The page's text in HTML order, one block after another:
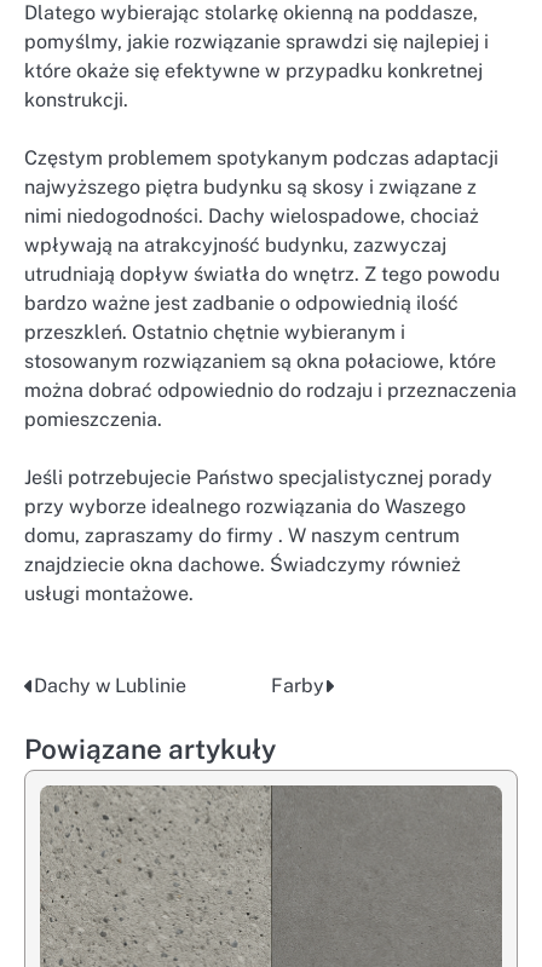
Dlatego wybierając stolarkę okienną na poddasze,
pomyślmy, jakie rozwiązanie sprawdzi się najlepiej i
które okaże się efektywne w przypadku konkretnej
konstrukcji.
Częstym problemem spotykanym podczas adaptacji
najwyższego piętra budynku są skosy i związane z
nimi niedogodności. Dachy wielospadowe, chociaż
wpływają na atrakcyjność budynku, zazwyczaj
utrudniają dopływ światła do wnętrz. Z tego powodu
bardzo ważne jest zadbanie o odpowiednią ilość
przeszkleń. Ostatnio chętnie wybieranym i
stosowanym rozwiązaniem są okna połaciowe, które
można dobrać odpowiednio do rodzaju i przeznaczenia
pomieszczenia.
Jeśli potrzebujecie Państwo specjalistycznej porady
przy wyborze idealnego rozwiązania do Waszego
domu, zapraszamy do firmy . W naszym centrum
znajdziecie okna dachowe. Świadczymy również
usługi montażowe.
Nawigacja
wpisu
Dachy w Lublinie Farby
Powiązane artykuły